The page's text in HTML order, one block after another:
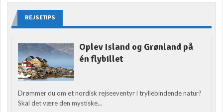
REJSETIPS
Oplev Island og Grønland på
én flybillet
Drømmer du om et nordisk rejseeventyr i tryllebindende natur?
Skal det være den mystiske...